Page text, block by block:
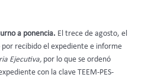
a ponencia. El trece de agosto, el
por recibido el expediente e informe
Ejecutiva, por lo que se ordenó
con la clave TEEM-PES-